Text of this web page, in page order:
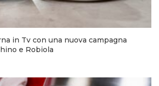
in Tv con una nuova campagna
e Robiola